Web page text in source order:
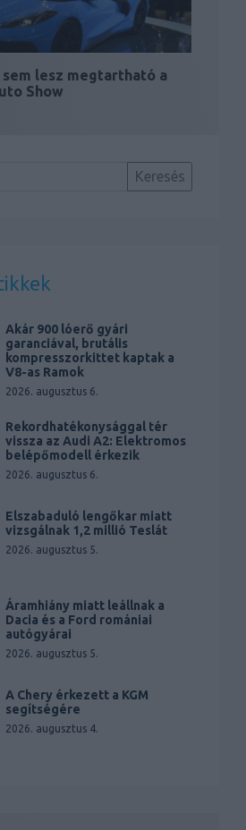
sem lesz megtartható a
Show
Akár 900 lóerő gyári
garanciával, brutális
kompresszorkittet kaptak a
V8-as Ramok
2026. augusztus 6.
Rekordhatékonysággal tér
vissza az Audi A2: Elektromos
belépőmodell érkezik
2026. augusztus 6.
Elszabaduló lengőkar miatt
vizsgálnak 1,2 millió Teslát
2026. augusztus 5.
Áramhiány miatt leállnak a
Dacia és a Ford romániai
autógyárai
2026. augusztus 5.
A Chery érkezett a KGM
segítségére
2026. augusztus 4.